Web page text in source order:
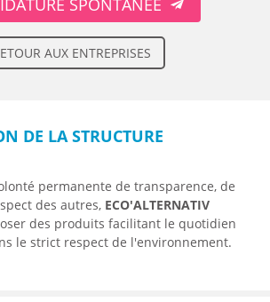
AUX ENTREPRISES
DE LA STRUCTURE
permanente de transparence, de
des autres, ECO'ALTERNATIV
des produits facilitant le quotidien
le strict respect de l'environnement.